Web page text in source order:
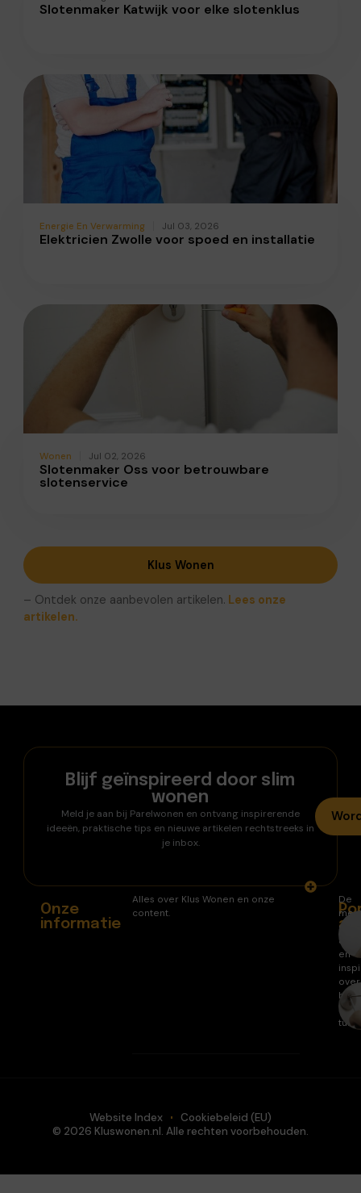
Slotenmaker Katwijk voor elke slotenklus
Energie En Verwarming Jul 03, 2026
Elektricien Zwolle voor spoed en installatie
Wonen Jul 02, 2026
Slotenmaker Oss voor betrouwbare
slotenservice
Klus Wonen
– Ontdek onze aanbevolen artikelen. Lees onze
artikelen.
Blijf geïnspireerd door slim
wonen
Meld je aan bij Parelwonen en ontvang inspirerende
ideeën, praktische tips en nieuwe artikelen rechtstreeks in
je inbox.
Onze
informatie
Alles over Klus Wonen en onze
content.
De
en
over
huis
en
tuin.
© 2026 Kluswonen.nl. Alle rechten voorbehouden.
Website Index Cookiebeleid (EU)